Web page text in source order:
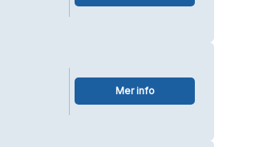
Mer info